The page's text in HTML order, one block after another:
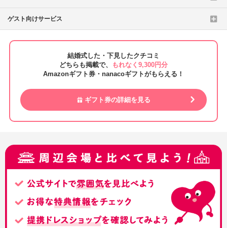
ゲスト向けサービス
結婚式した・下見したクチコミ
どちらも掲載で、
もれなく9,300円分
Amazonギフト券・nanacoギフトがもらえる！
ギフト券の詳細を見る